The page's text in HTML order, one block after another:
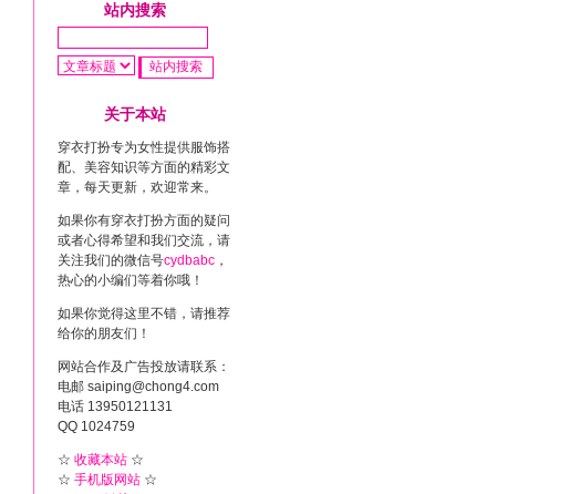
站内搜索
关于本站
穿衣打扮专为女性提供服饰搭
配、美容知识等方面的精彩文
章，每天更新，欢迎常来。
如果你有穿衣打扮方面的疑问
或者心得希望和我们交流，请
关注我们的微信号cydbabc ，
热心的小编们等着你哦！
如果你觉得这里不错，请推荐
给你的朋友们！
网站合作及广告投放请联系：
电邮 saiping@chong4.com
电话 13950121131
QQ 1024759
☆ 收藏本站 ☆
☆ 手机版网站 ☆